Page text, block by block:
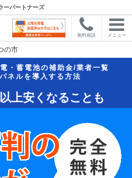
ーパートナーズ
無料相談 メニュー
の市
・蓄電池の補助金/業者一覧
ネルを導入する方法
上安くなることも